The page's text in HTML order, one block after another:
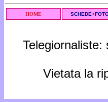
HOME
Vietata la